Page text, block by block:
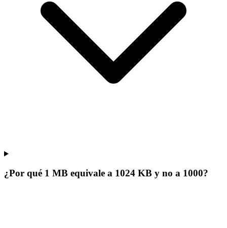
¿Por qué 1 MB equivale a 1024 KB y no a 1000?